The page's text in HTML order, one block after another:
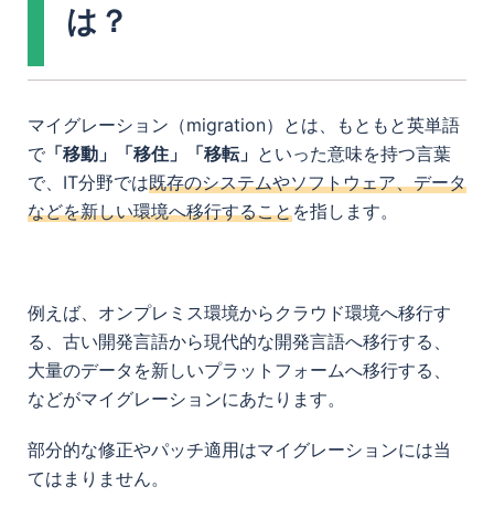
は？
マイグレーション（migration）とは、もともと英単語
で 「移動」「移住」「移転」 といった意味を持つ言葉
で、IT分野では既存のシステムやソフトウェア、データ
などを新しい環境へ移行することを指します。
例えば、オンプレミス環境からクラウド環境へ移行す
る、古い開発言語から現代的な開発言語へ移行する、
大量のデータを新しいプラットフォームへ移行する、
などがマイグレーションにあたります。
部分的な修正やパッチ適用はマイグレーションには当
てはまりません。